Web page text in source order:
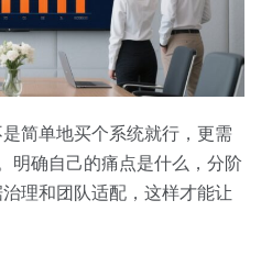
简单地买个系统就行，更需
明确自己的痛点是什么，分阶
理和团队适配，这样才能让